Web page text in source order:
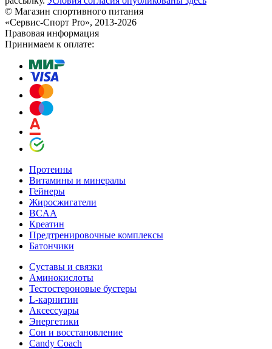
© Магазин спортивного питания
«Сервис-Спорт Pro», 2013-2026
Правовая информация
Принимаем к оплате:
Протеины
Витамины и минералы
Гейнеры
Жиросжигатели
BCAA
Креатин
Предтренировочные комплексы
Батончики
Суставы и связки
Аминокислоты
Тестостероновые бустеры
L-карнитин
Аксессуары
Энергетики
Сон и восстановление
Candy Coach